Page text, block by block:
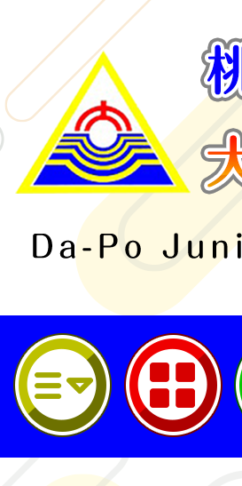
桃園市立大坡國民中學